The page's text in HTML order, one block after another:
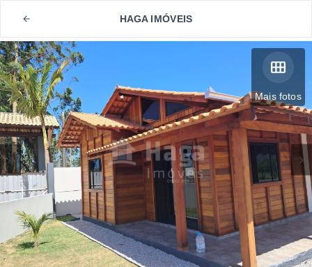
HAGA IMÓVEIS
Mais fotos